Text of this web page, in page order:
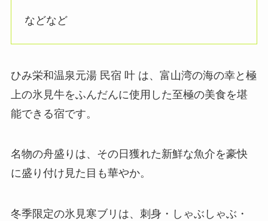
などなど
ひみ栄和温泉元湯 民宿 叶 は、富山湾の海の幸と極
上の氷見牛をふんだんに使用した至極の美食を堪
能できる宿です。
名物の舟盛りは、その日獲れた新鮮な魚介を豪快
に盛り付け見た目も華やか。
冬季限定の氷見寒ブリは、刺身・しゃぶしゃぶ・